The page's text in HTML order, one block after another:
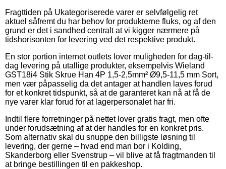
Fragttiden på Ukategoriserede varer er selvfølgelig ret
aktuel såfremt du har behov for produkterne fluks, og af den
grund er det i sandhed centralt at vi kigger nærmere på
tidshorisonten for levering ved det respektive produkt.
En stor portion internet outlets lover muligheden for dag-til-
dag levering på utallige produkter, eksempelvis Wieland
GST18i4 Stik Skrue Han 4P 1,5-2,5mm² Ø9,5-11,5 mm Sort,
men vær påpasselig da det antager at handlen laves forud
for et konkret tidspunkt, så at de garanteret kan nå at få de
nye varer klar forud for at lagerpersonalet har fri.
Indtil flere forretninger på nettet lover gratis fragt, men ofte
under forudsætning af at der handles for en konkret pris.
Som alternativ skal du snuppe den billigste løsning til
levering, der gerne – hvad end man bor i Kolding,
Skanderborg eller Svenstrup – vil blive at få fragtmanden til
at bringe bestillingen til en pakkeshop.